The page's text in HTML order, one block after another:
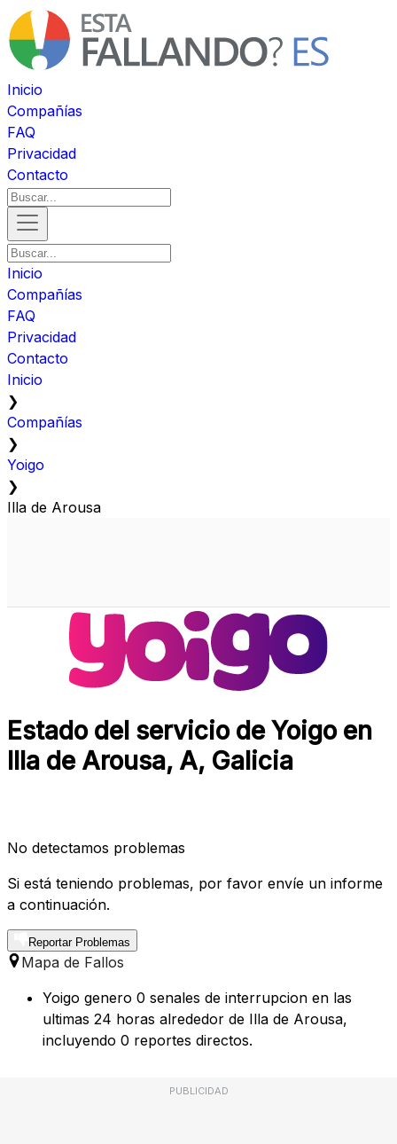
Inicio
Compañías
FAQ
Privacidad
Contacto
Inicio
Compañías
FAQ
Privacidad
Contacto
Inicio
❯
Compañías
❯
Yoigo
❯
Illa de Arousa
Estado del servicio de Yoigo en
Illa de Arousa, A, Galicia
No detectamos problemas
Si está teniendo problemas, por favor envíe un informe
a continuación.
Reportar Problemas
Mapa de Fallos
Yoigo genero 0 senales de interrupcion en las
ultimas 24 horas alrededor de Illa de Arousa,
incluyendo 0 reportes directos.
PUBLICIDAD